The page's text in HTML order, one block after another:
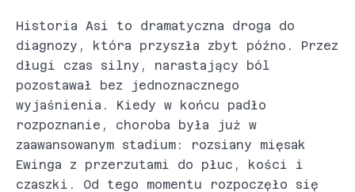
Historia Asi to dramatyczna droga do
diagnozy, która przyszła zbyt późno. Przez
długi czas silny, narastający ból
pozostawał bez jednoznacznego
wyjaśnienia. Kiedy w końcu padło
rozpoznanie, choroba była już w
zaawansowanym stadium: rozsiany mięsak
Ewinga z przerzutami do płuc, kości i
czaszki. Od tego momentu rozpoczęło się